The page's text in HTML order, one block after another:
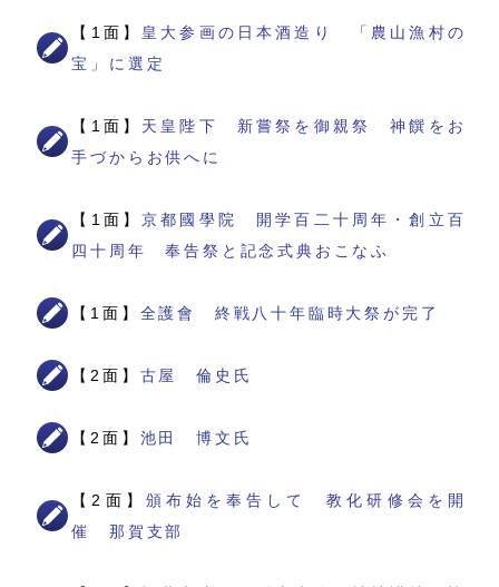
【1面】 皇大参画の日本酒造り 「農山漁村の
宝」に選定
【1面】 天皇陛下 新嘗祭を御親祭 神饌をお
手づからお供へに
【1面】京都國學院 開学百二十周年・創立百
四十周年 奉告祭と記念式典おこなふ
【1面】 全護會 終戦八十年臨時大祭が完了
【2面】 古屋 倫史氏
【2面】 池田 博文氏
【2面】 頒布始を奉告して 教化研修会を開
催 那賀支部